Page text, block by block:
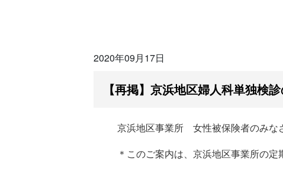
2020年09月17日
【再掲】京浜地区婦人科単独検
京浜地区事業所 女性被保険者のみな
＊このご案内は、京浜地区事業所の定